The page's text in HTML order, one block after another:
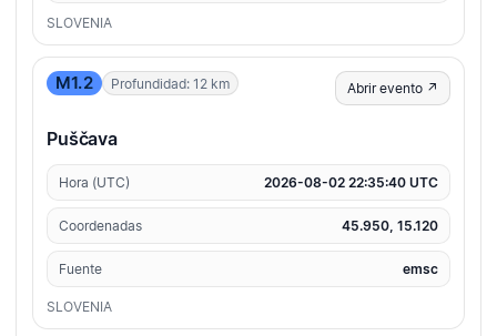
SLOVENIA
M1.2 Profundidad: 12 km Abrir evento ↗
Puščava
Hora (UTC) 2026-08-02 22:35:40 UTC
Coordenadas 45.950, 15.120
Fuente emsc
SLOVENIA